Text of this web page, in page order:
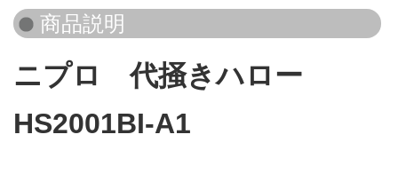
ニプロ 代掻きハロー
HS2001BI-A1